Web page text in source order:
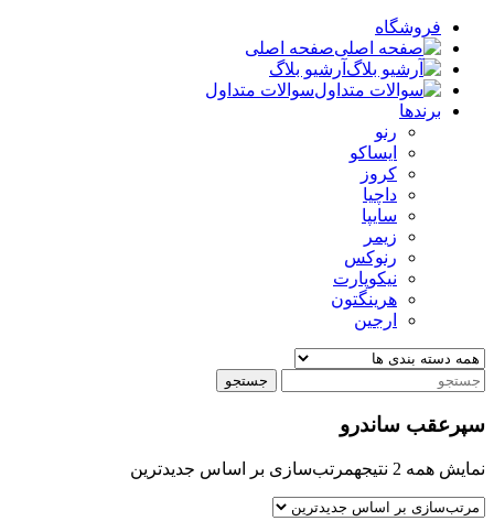
فروشگاه
صفحه اصلی
آرشیو بلاگ
سوالات متداول
برندها
رنو
ایساکو
کروز
داچیا
سایپا
زیمر
رنوکس
نیکوپارت
هرینگتون
ارجین
جستجو
سپرعقب ساندرو
نمایش همه 2 نتیجه مرتب‌سازی بر اساس جدیدترین